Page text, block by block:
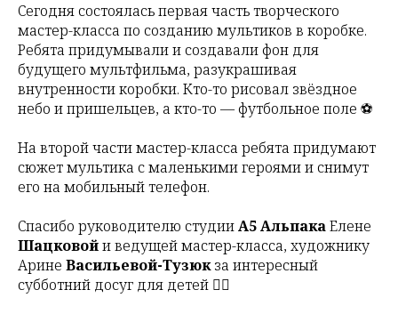
Сегодня состоялась первая часть творческого
мастер-класса по созданию мультиков в коробке.
Ребята придумывали и создавали фон для
будущего мультфильма, разукрашивая
внутренности коробки. Кто-то рисовал звёздное
небо и пришельцев, а кто-то — футбольное поле ⚽
На второй части мастер-класса ребята придумают
сюжет мультика с маленькими героями и снимут
его на мобильный телефон.
Спасибо руководителю студииА5 АльпакаЕлене
Шацковойи ведущей мастер-класса, художнику
Арине Васильевой-Тузюкза интересный
субботний досуг для детей 👍🏻